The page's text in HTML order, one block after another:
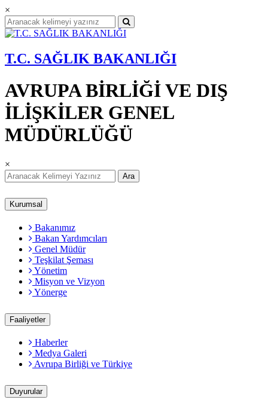
×
T.C. SAĞLIK BAKANLIĞI
AVRUPA BİRLİĞİ VE DIŞ
İLİŞKİLER GENEL
MÜDÜRLÜĞÜ
×
Ara
Kurumsal
Bakanımız
Bakan Yardımcıları
Genel Müdür
Teşkilat Şeması
Yönetim
Misyon ve Vizyon
Yönerge
Faaliyetler
Haberler
Medya Galeri
Avrupa Birliği ve Türkiye
Duyurular